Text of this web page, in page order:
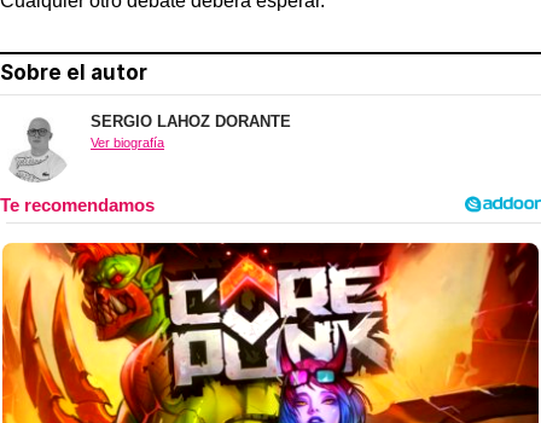
Sobre el autor
SERGIO LAHOZ DORANTE
Ver biografía